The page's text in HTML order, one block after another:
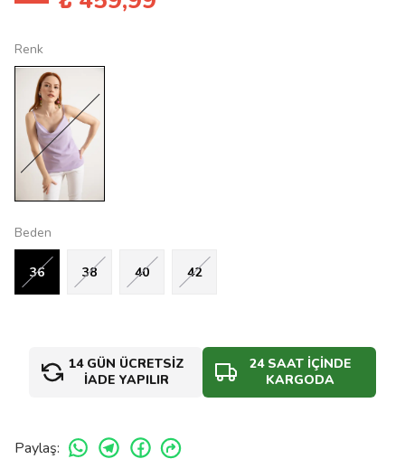
Renk
Beden
36 38 40 42
14 GÜN ÜCRETSİZ
İADE YAPILIR
24 SAAT İÇİNDE
KARGODA
Paylaş: